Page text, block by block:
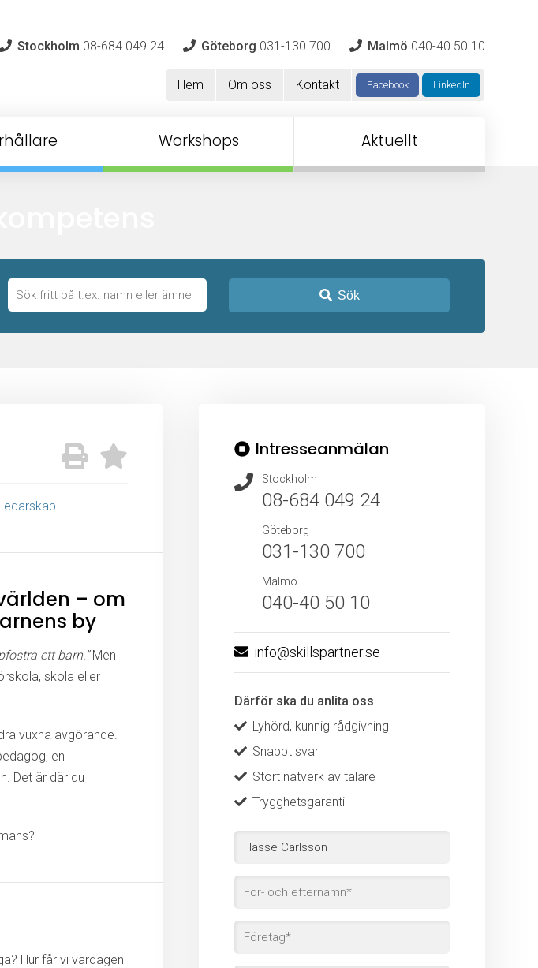
Stockholm 08-684 049 24 Göteborg 031-130 700 Malmö 040-40 50 10
Hem Om oss Kontakt Facebook LinkedIn
Workshops Aktuellt
Sök
– om
by
ett barn.”Men
skola eller
vuxna avgörande.
en
Det är där du
Hur får vi vardagen
Intresseanmälan
Stockholm
08-684 049 24
Göteborg
031-130 700
Malmö
040-40 50 10
info@skillspartner.se
Därför ska du anlita oss
Lyhörd, kunnig rådgivning
Snabbt svar
Stort nätverk av talare
Trygghetsgaranti